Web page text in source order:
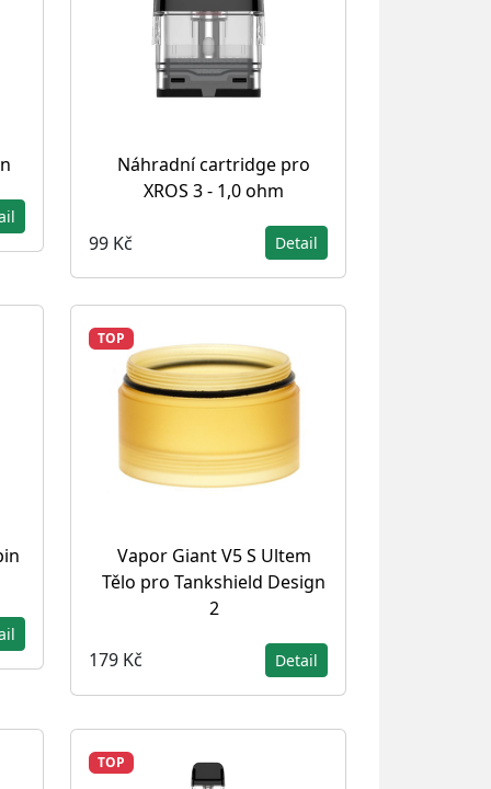
Náhradní cartridge pro
XROS 3 - 1,0 ohm
99 Kč Detail
TOP
Vapor Giant V5 S Ultem
Tělo pro Tankshield Design
2
179 Kč Detail
TOP